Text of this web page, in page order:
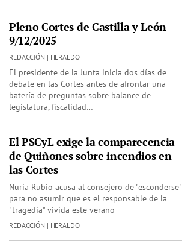
Pleno Cortes de Castilla y León
9/12/2025
REDACCIÓN | HERALDO
El presidente de la Junta inicia dos días de
debate en las Cortes antes de afrontar una
batería de preguntas sobre balance de
legislatura, fiscalidad…
El PSCyL exige la comparecencia
de Quiñones sobre incendios en
las Cortes
Nuria Rubio acusa al consejero de "esconderse"
para no asumir que es el responsable de la
"tragedia" vivida este verano
REDACCIÓN | HERALDO